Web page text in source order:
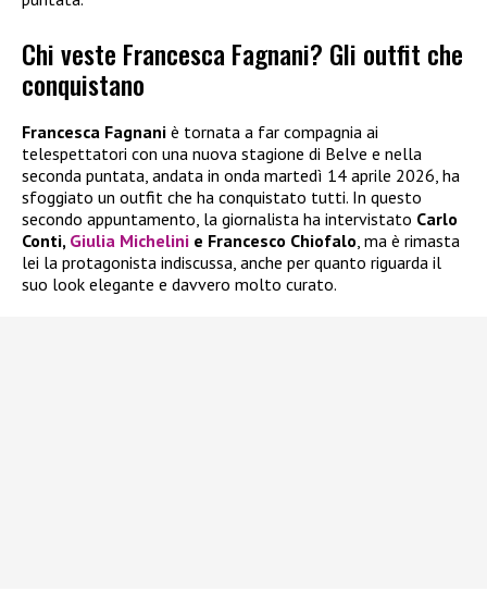
Chi veste Francesca Fagnani? Gli outfit che
conquistano
Francesca Fagnani è tornata a far compagnia ai
telespettatori con una nuova stagione di Belve e nella
seconda puntata, andata in onda martedì 14 aprile 2026, ha
sfoggiato un outfit che ha conquistato tutti. In questo
secondo appuntamento, la giornalista ha intervistato Carlo
Conti, Giulia Michelini e Francesco Chiofalo, ma è rimasta
lei la protagonista indiscussa, anche per quanto riguarda il
suo look elegante e davvero molto curato.